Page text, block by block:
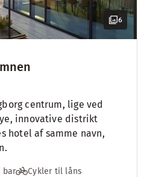
6
centrum, lige ved
innovative distrikt
hotel af samme navn,
bar
Cykler til låns